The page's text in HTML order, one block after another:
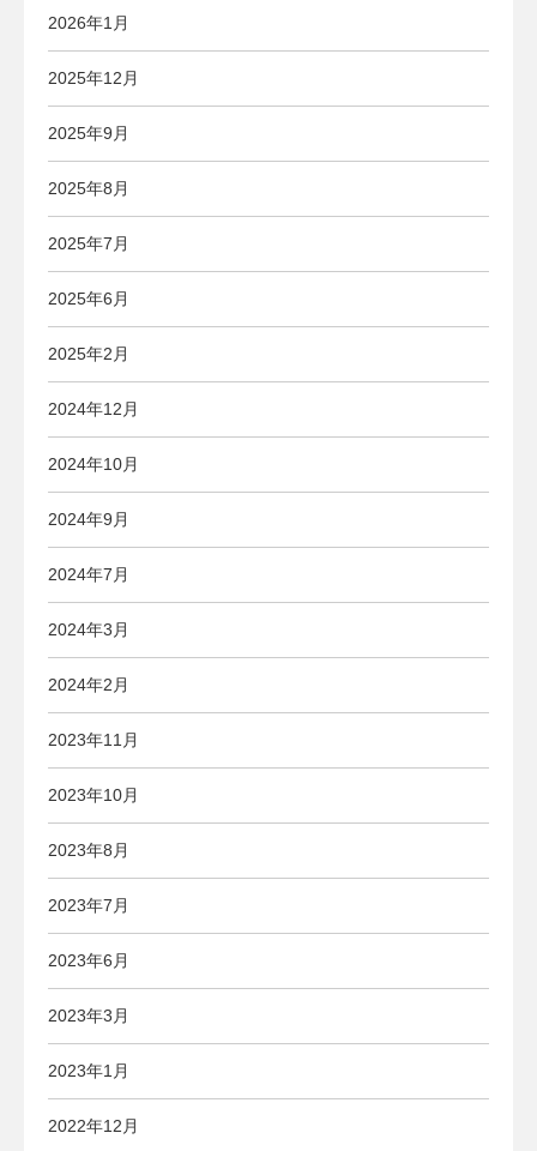
2026年1月
2025年12月
2025年9月
2025年8月
2025年7月
2025年6月
2025年2月
2024年12月
2024年10月
2024年9月
2024年7月
2024年3月
2024年2月
2023年11月
2023年10月
2023年8月
2023年7月
2023年6月
2023年3月
2023年1月
2022年12月